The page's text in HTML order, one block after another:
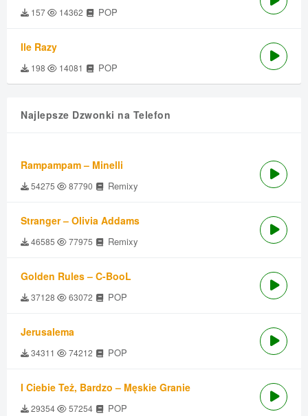
157 14362 POP
Ile Razy
198 14081 POP
Najlepsze Dzwonki na Telefon
Rampampam – Minelli
54275 87790 Remixy
Stranger – Olivia Addams
46585 77975 Remixy
Golden Rules – C-BooL
37128 63072 POP
Jerusalema
34311 74212 POP
I Ciebie Też, Bardzo – Męskie Granie
29354 57254 POP